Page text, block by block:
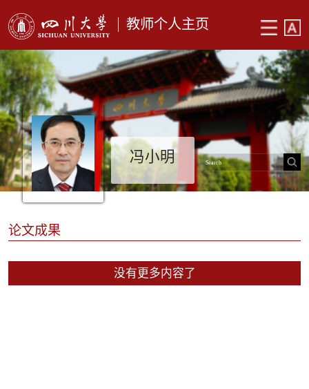
教师个人主页
冯小明
论文成果
没有更多内容了